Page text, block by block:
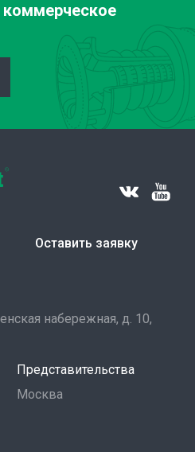
коммерческое
Оставить заявку
набережная, д. 10,
Представительства
Москва